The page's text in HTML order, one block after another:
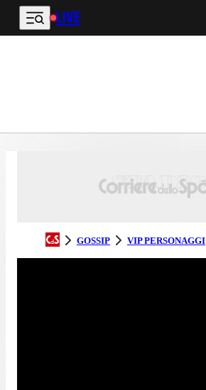
Vai al contenuto principale
LIVE
GOSSIP VIP PERSONAGGI